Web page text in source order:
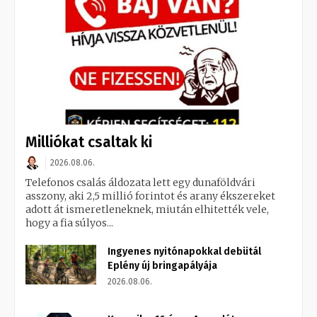
Milliókat csaltak ki
2026.08.06.
Telefonos csalás áldozata lett egy dunaföldvári
asszony, aki 2,5 millió forintot és arany ékszereket
adott át ismeretleneknek, miután elhitették vele,
hogy a fia súlyos...
Ingyenes nyitónapokkal debütál
Eplény új bringapályája
2026.08.06.